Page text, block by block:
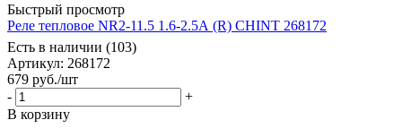
Быстрый просмотр
Реле тепловое NR2-11.5 1.6-2.5А (R) CHINT 268172
Есть в наличии (103)
Артикул: 268172
679 руб./шт
-
+
В корзину